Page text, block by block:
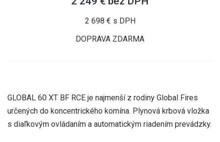
2 698 € s DPH
DOPRAVA ZDARMA
GLOBAL 60 XT BF RCE je najmenší z rodiny Global Fires
určených do koncentrického komína. Plynová krbová vložka
s diaľkovým ovládaním a automatickým riadením prevádzky.